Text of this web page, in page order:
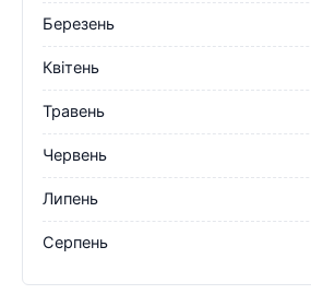
Березень
Квітень
Травень
Червень
Липень
Серпень